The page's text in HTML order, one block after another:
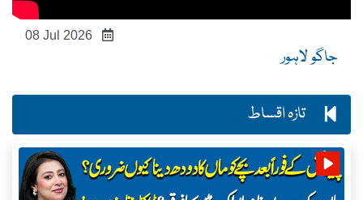
08 Jul 2026
جاگو لاہور
تازہ اقساط